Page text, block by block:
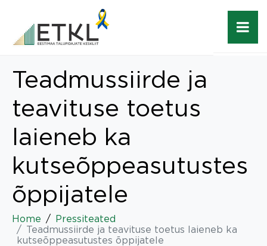
Teadmussiirde ja
teavituse toetus
laieneb ka
kutseõppeasutustes
õppijatele
Home
Pressiteated
Teadmussiirde ja teavituse toetus laieneb ka
kutseõppeasutustes õppijatele